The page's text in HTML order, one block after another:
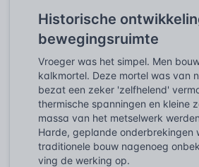
Historische
bewegingsruimte
Vroeger was het simpel. Men
kalkmortel. Deze mortel was van
bezat een zeker 'zelfhelend'
thermische spanningen en kleine
massa van het metselwerk
Harde, geplande onderbrekingen
traditionele bouw nagenoeg
ving de werking op.